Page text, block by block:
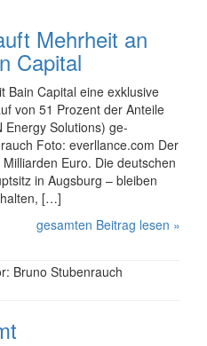
Mehrheit an
Capital
Bain Capital eine exklu­sive
von 51 Pro­zent der Anteile
Energy Solutions) ge­
Foto: everllance.com Der
Euro. Die deutschen
in Augs­burg – bleiben
[…]
gesamten Beitrag lesen »
Bruno Stubenrauch